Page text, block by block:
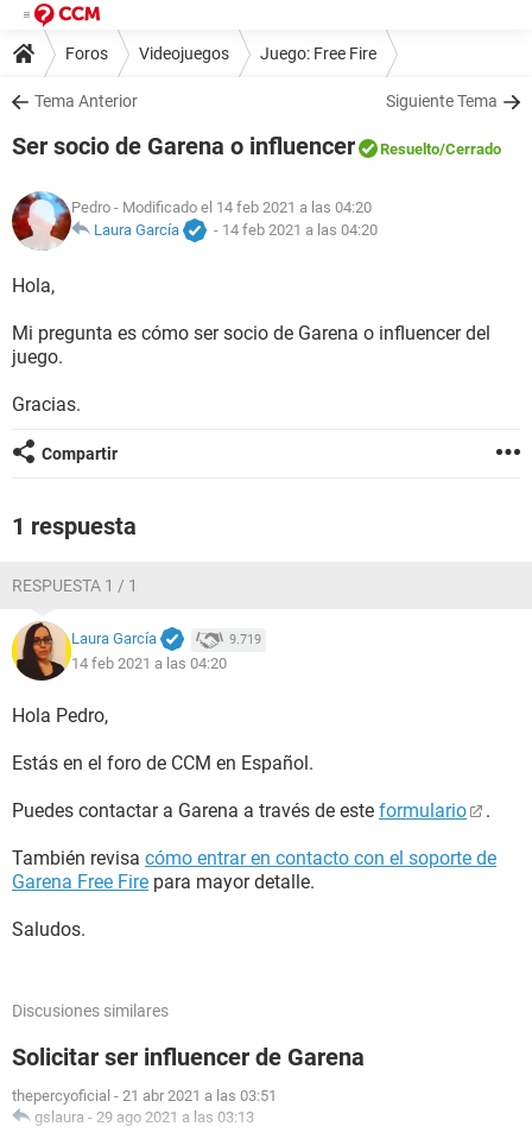
Foros Videojuegos Juego: Free Fire
Tema Anterior Siguiente Tema
Ser socio de Garena o influencer Resuelto/Cerrado
Pedro - Modificado el 14 feb 2021 a las 04:20
Laura García
- 14 feb 2021 a las 04:20
Hola,
Mi pregunta es cómo ser socio de Garena o influencer del
juego.
Gracias.
Compartir
1 respuesta
RESPUESTA 1 / 1
Laura García 9.719
14 feb 2021 a las 04:20
Hola Pedro,
Estás en el foro de CCM en Español.
Puedes contactar a Garena a través de este formulario .
También revisa cómo entrar en contacto con el soporte de
Garena Free Fire para mayor detalle.
Saludos.
Discusiones similares
Solicitar ser influencer de Garena
thepercyoficial - 21 abr 2021 a las 03:51
gslaura - 29 ago 2021 a las 03:13